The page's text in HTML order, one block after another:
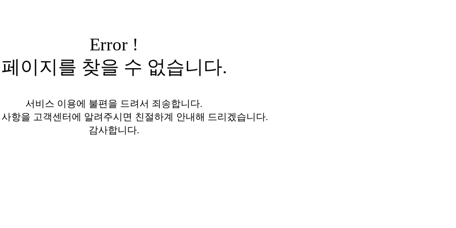
Error !
페이지를 찾을 수 없습니다.
서비스 이용에 불편을 드려서 죄송합니다.
항을 고객센터에 알려주시면 친절하계 안내해 드리겠습니다.
감사합니다.